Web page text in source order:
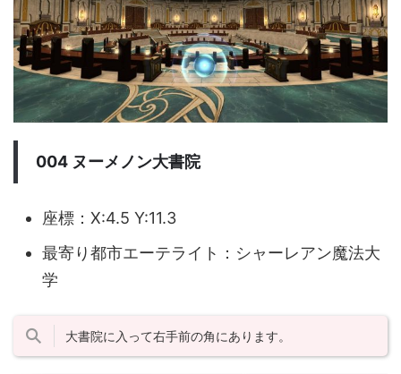
004 ヌーメノン大書院
座標：X:4.5 Y:11.3
最寄り都市エーテライト：シャーレアン魔法大
学
大書院に入って右手前の角にあります。